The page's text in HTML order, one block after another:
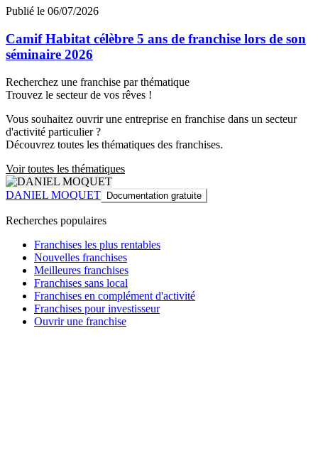
Publié le 06/07/2026
Camif Habitat célèbre 5 ans de franchise lors de son
séminaire 2026
Recherchez une franchise par thématique
Trouvez le secteur de vos rêves !
Vous souhaitez ouvrir une entreprise en franchise dans un secteur
d'activité particulier ?
Découvrez toutes les thématiques des franchises.
Voir toutes les thématiques
DANIEL MOQUET Documentation gratuite
Recherches populaires
Franchises les plus rentables
Nouvelles franchises
Meilleures franchises
Franchises sans local
Franchises en complément d'activité
Franchises pour investisseur
Ouvrir une franchise